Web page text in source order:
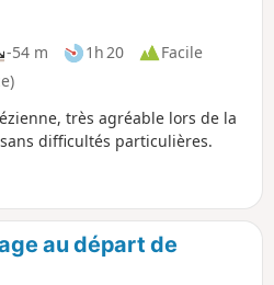
-54 m 1h 20
Facile
très agréable lors de la
difficultés particulières.
au départ de